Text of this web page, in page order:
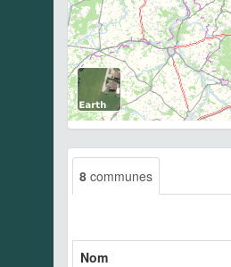
8 communes
Nom